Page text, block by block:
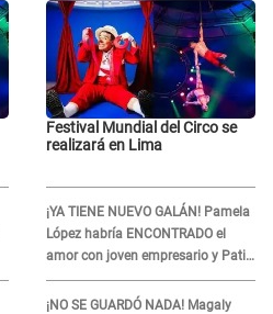
Festival Mundial del Circo se
realizará en Lima
¡YA TIENE NUEVO GALÁN! Pamela
López habría ENCONTRADO el
amor con joven empresario y Pati
Lorena la ECHA en VIVO
¡NO SE GUARDÓ NADA! Magaly